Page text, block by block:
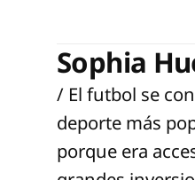
Sophia
/ El futbol se
deporte más
porque era